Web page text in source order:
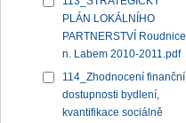
PLÁN LOKÁLNÍHO
PARTNERSTVÍ Roudnice
n. Labem 2010-2011.pdf
114_Zhodnocení finanční
dostupnosti bydlení,
kvantifikace sociálně